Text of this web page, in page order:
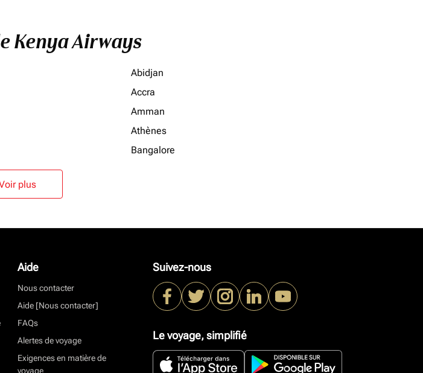
Kenya Airways
Abidjan
Accra
Amman
Athènes
Bangalore
plus
Aide
Nous contacter
Aide [Nous contacter]
FAQs
Alertes de voyage
Exigences en matière de
voyage
Suivez-nous
Le voyage, simplifié